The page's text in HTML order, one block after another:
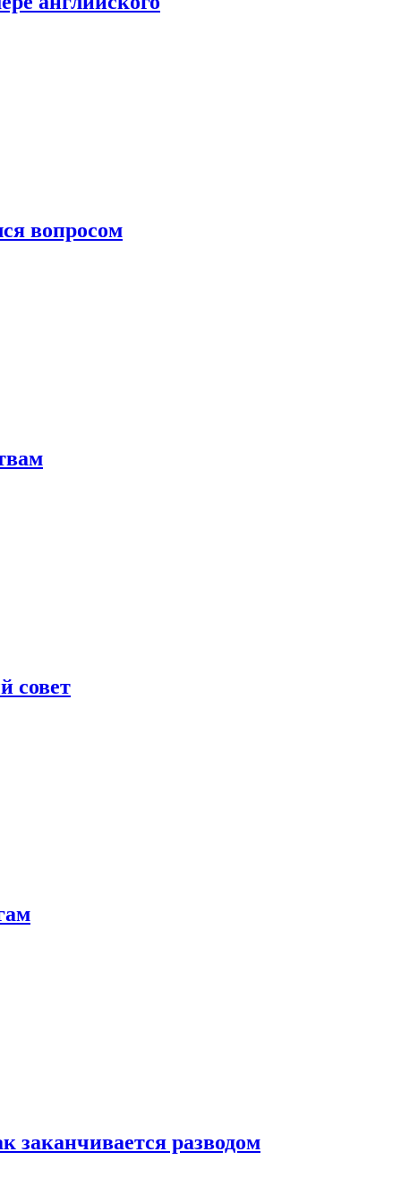
вопросом
совет
заканчивается разводом